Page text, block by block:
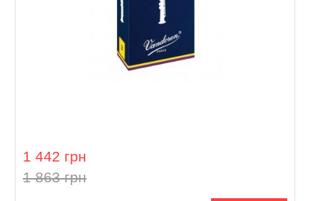
1 442 грн
1 863 грн